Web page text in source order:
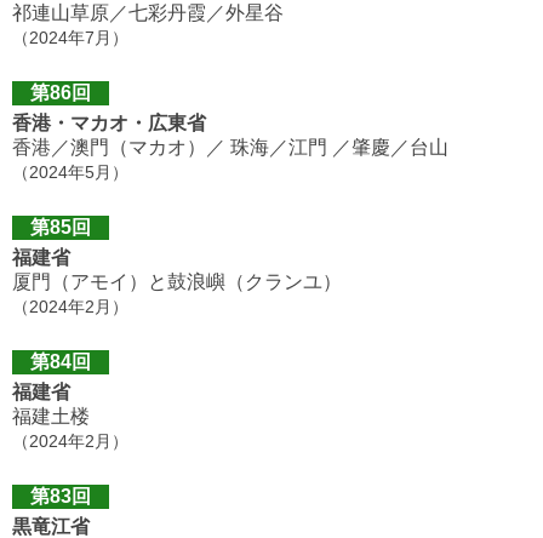
祁連山草原／七彩丹霞／外星谷
（2024年7月）
第86回
香港・マカオ・広東省
香港／澳門（マカオ）／ 珠海／江門 ／肇慶／台山
（2024年5月）
第85回
福建省
厦門（アモイ）と鼓浪嶼（クランユ）
（2024年2月）
第84回
福建省
福建土楼
（2024年2月）
第83回
黒竜江省